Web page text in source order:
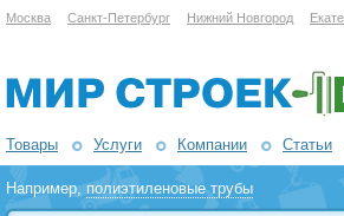
Москва Санкт-Петербург Нижний Новгород
Товары Услуги Компании Статьи
Например,полиэтиленовые трубы